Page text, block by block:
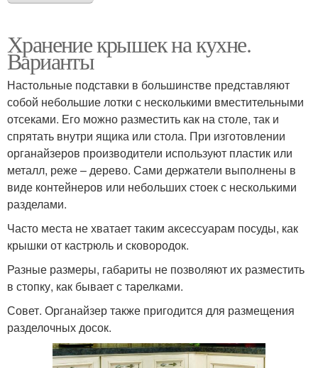
Хранение крышек на кухне.
Варианты
Настольные подставки в большинстве представляют
собой небольшие лотки с несколькими вместительными
отсеками. Его можно разместить как на столе, так и
спрятать внутри ящика или стола. При изготовлении
органайзеров производители используют пластик или
металл, реже – дерево. Сами держатели выполнены в
виде контейнеров или небольших стоек с несколькими
разделами.
Часто места не хватает таким аксессуарам посуды, как
крышки от кастрюль и сковородок.
Разные размеры, габариты не позволяют их разместить
в стопку, как бывает с тарелками.
Совет. Органайзер также пригодится для размещения
разделочных досок.